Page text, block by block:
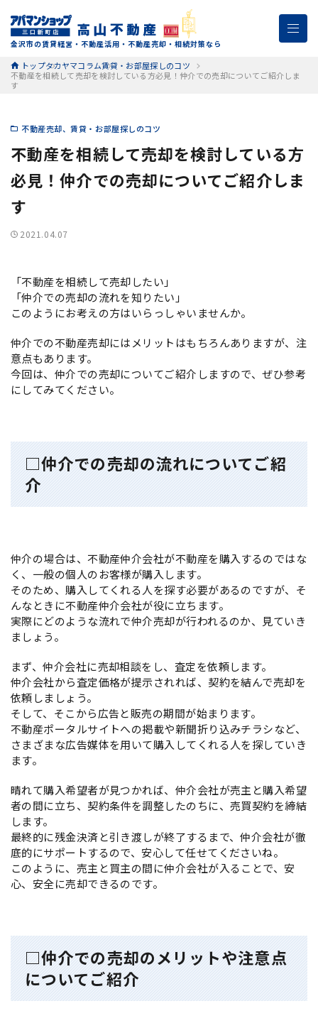
金沢市の賃貸経営・不動産活用・不動産売却・相続対策なら
トップタカヤマコラム賃貸・お部屋探しのコツ
不動産を相続して売却を検討している方必見！仲介での売却についてご紹介しま
す
不動産売却 賃貸・お部屋探しのコツ
不動産を相続して売却を検討している方
必見！仲介での売却についてご紹介しま
す
2021.04.07
「不動産を相続して売却したい」
「仲介での売却の流れを知りたい」
このようにお考えの方はいらっしゃいませんか。
仲介での不動産売却にはメリットはもちろんありますが、注
意点もあります。
今回は、仲介での売却についてご紹介しますので、ぜひ参考
にしてみてください。
□仲介での売却の流れについてご紹
介
仲介の場合は、不動産仲介会社が不動産を購入するのではな
く、一般の個人のお客様が購入します。
そのため、購入してくれる人を探す必要があるのですが、そ
んなときに不動産仲介会社が役に立ちます。
実際にどのような流れで仲介売却が行われるのか、見ていき
ましょう。
まず、仲介会社に売却相談をし、査定を依頼します。
仲介会社から査定価格が提示されれば、契約を結んで売却を
依頼しましょう。
そして、そこから広告と販売の期間が始まります。
不動産ポータルサイトへの掲載や新聞折り込みチラシなど、
さまざまな広告媒体を用いて購入してくれる人を探していき
ます。
晴れて購入希望者が見つかれば、仲介会社が売主と購入希望
者の間に立ち、契約条件を調整したのちに、売買契約を締結
します。
最終的に残金決済と引き渡しが終了するまで、仲介会社が徹
底的にサポートするので、安心して任せてくださいね。
このように、売主と買主の間に仲介会社が入ることで、安
心、安全に売却できるのです。
□仲介での売却のメリットや注意点
についてご紹介